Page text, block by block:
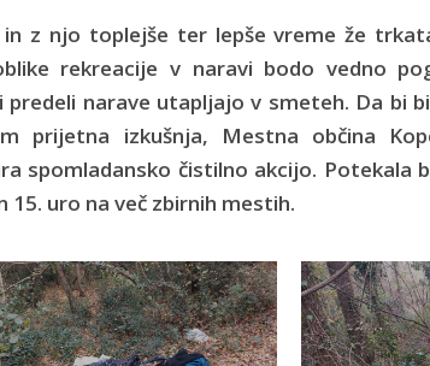
in z njo toplejše ter lepše vreme že
rekreacije v naravi bodo vedno
predeli narave utapljajo v smeteh. Da bi
prijetna izkušnja, Mestna občina
spomladansko čistilno akcijo. Potekala
15. uro na več zbirnih mestih.